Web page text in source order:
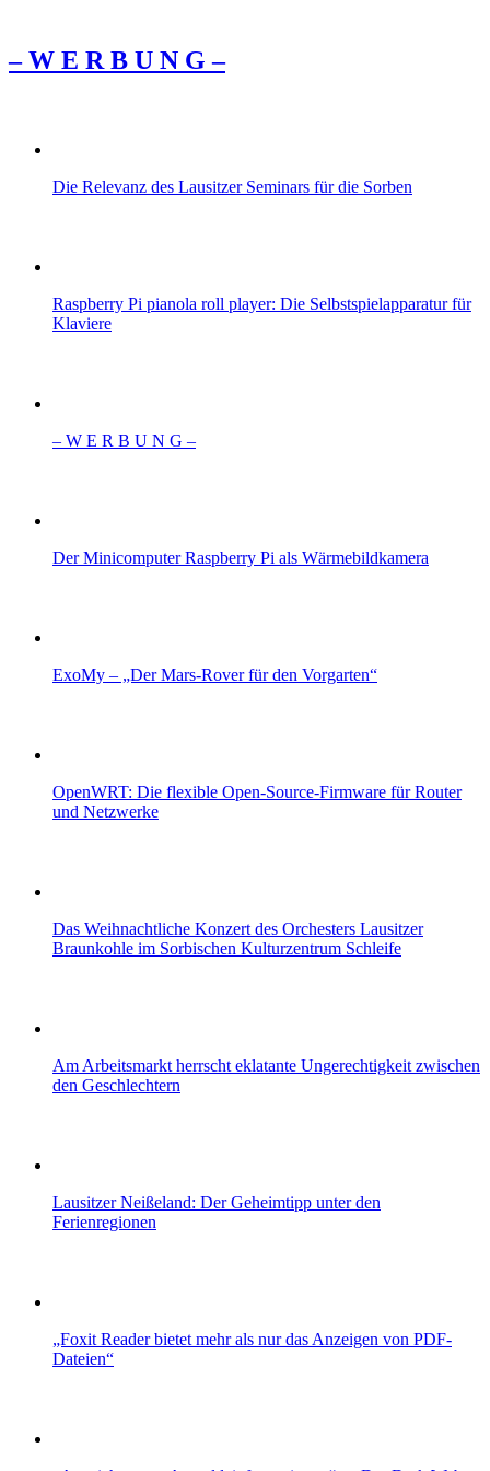
– W Ε R Β U Ν G –
Die Relevanz des Lausitzer Seminars für die Sorben
Raspberry Pi pianola roll player: Die Selbstspielapparatur für
Klaviere
– W Ε R Β U Ν G –
Der Minicomputer Raspberry Pi als Wärmebildkamera
ExoMy – „Der Mars-Rover für den Vorgarten“
OpenWRT: Die flexible Open-Source-Firmware für Router
und Netzwerke
Das Weihnachtliche Konzert des Orchesters Lausitzer
Braunkohle im Sorbischen Kulturzentrum Schleife
Am Arbeitsmarkt herrscht eklatante Ungerechtigkeit zwischen
den Geschlechtern
Lausitzer Neißeland: Der Geheimtipp unter den
Ferienregionen
„Foxit Reader bietet mehr als nur das Anzeigen von PDF-
Dateien“